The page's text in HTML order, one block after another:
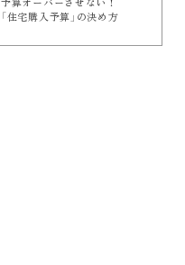
「住宅購入予算」の決め方